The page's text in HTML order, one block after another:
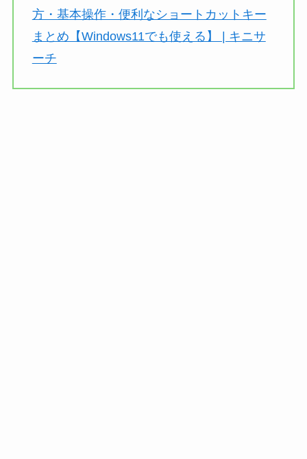
方・基本操作・便利なショートカットキー
まとめ【Windows11でも使える】 | キニサ
ーチ